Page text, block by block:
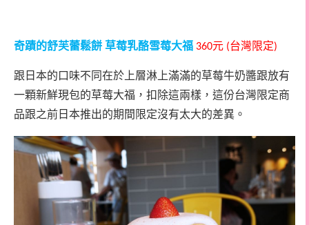
奇蹟的舒芙蕾鬆餅 草莓乳酪雪莓大福 360元 (台灣限定)
跟日本的口味不同在於上層淋上滿滿的草莓牛奶醬跟放有
一顆新鮮現包的草莓大福，扣除這兩樣，這份台灣限定商
品跟之前日本推出的期間限定沒有太大的差異。